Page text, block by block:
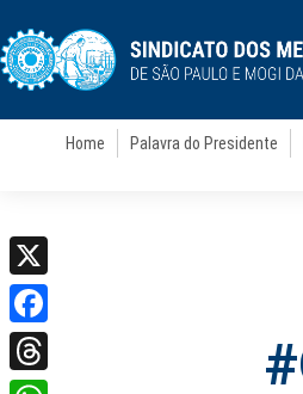
Home Palavra do Presidente
X
Facebook
Threads